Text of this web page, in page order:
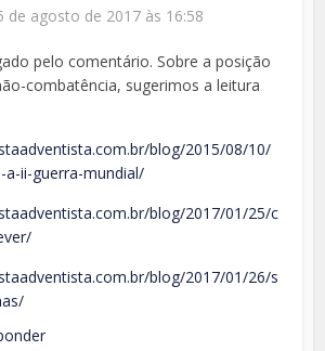
de agosto de 2017 às 16:58
pelo comentário. Sobre a posição
combatência, sugerimos a leitura
blog/2015/08/10/
a-ii-guerra-mundial/
blog/2017/01/25/c
blog/2017/01/26/s